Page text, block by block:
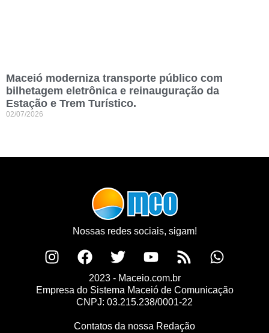
Maceió moderniza transporte público com
bilhetagem eletrônica e reinauguração da
Estação e Trem Turístico.
02/07/2026
Nossas redes sociais, sigam!
2023 - Maceio.com.br
Empresa do Sistema Maceió de Comunicação
CNPJ: 03.215.238/0001-22
Contatos da nossa Redação